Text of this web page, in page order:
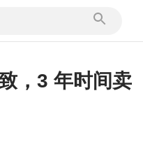
，3 年时间卖